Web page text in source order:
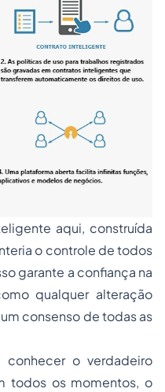
aqui, construída
o controle de todos
garante a confiança na
qualquer alteração
consenso de todas as
o verdadeiro
todos os momentos, o